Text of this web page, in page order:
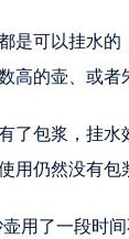
是可以挂水
高的壶、或者
了包浆，挂
用仍然没有包
壶用了一段时